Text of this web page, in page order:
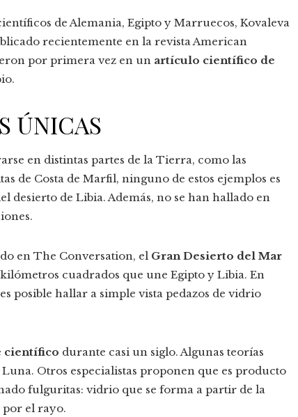
de Alemania, Egipto y Marruecos, Kovaleva
recientemente en la revista American
por primera vez en un artículo científico de
ÚNICAS
en distintas partes de la Tierra, como las
de Costa de Marfil, ninguno de estos ejemplos es
desierto de Libia. Además, no se han hallado en
en The Conversation, el Gran Desierto del Mar
cuadrados que une Egipto y Libia. En
posible hallar a simple vista pedazos de vidrio
científico durante casi un siglo. Algunas teorías
Otros especialistas proponen que es producto
fulguritas: vidrio que se forma a partir de la
por el rayo.